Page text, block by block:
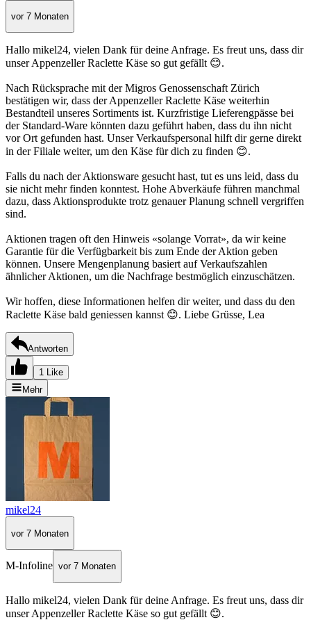
vor 7 Monaten
Hallo mikel24, vielen Dank für deine Anfrage. Es freut uns, dass dir
unser Appenzeller Raclette Käse so gut gefällt 😊.
Nach Rücksprache mit der Migros Genossenschaft Zürich
bestätigen wir, dass der Appenzeller Raclette Käse weiterhin
Bestandteil unseres Sortiments ist. Kurzfristige Lieferengpässe bei
der Standard-Ware könnten dazu geführt haben, dass du ihn nicht
vor Ort gefunden hast. Unser Verkaufspersonal hilft dir gerne direkt
in der Filiale weiter, um den Käse für dich zu finden 😊.
Falls du nach der Aktionsware gesucht hast, tut es uns leid, dass du
sie nicht mehr finden konntest. Hohe Abverkäufe führen manchmal
dazu, dass Aktionsprodukte trotz genauer Planung schnell vergriffen
sind.
Aktionen tragen oft den Hinweis «solange Vorrat», da wir keine
Garantie für die Verfügbarkeit bis zum Ende der Aktion geben
können. Unsere Mengenplanung basiert auf Verkaufszahlen
ähnlicher Aktionen, um die Nachfrage bestmöglich einzuschätzen.
Wir hoffen, diese Informationen helfen dir weiter, und dass du den
Raclette Käse bald geniessen kannst 😊. Liebe Grüsse, Lea
Antworten
1 Like
Mehr
mikel24
vor 7 Monaten
M-Infoline vor 7 Monaten
Hallo mikel24, vielen Dank für deine Anfrage. Es freut uns, dass dir
unser Appenzeller Raclette Käse so gut gefällt 😊.